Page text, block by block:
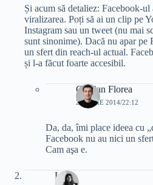
Și acum să detaliez: Facebook-
viralizarea. Poți să ai un clip pe
Instagram sau un tweet (nu mai
sunt sinonime). Dacă nu apar pe
un sfert din reach-ul actual.
și l-a făcut foarte accesibil.
Cristian Florea
25 IUNIE 2014/22:12
Da, da, îmi place ideea cu
Facebook nu au nici un
Cam aşa e.
Livia